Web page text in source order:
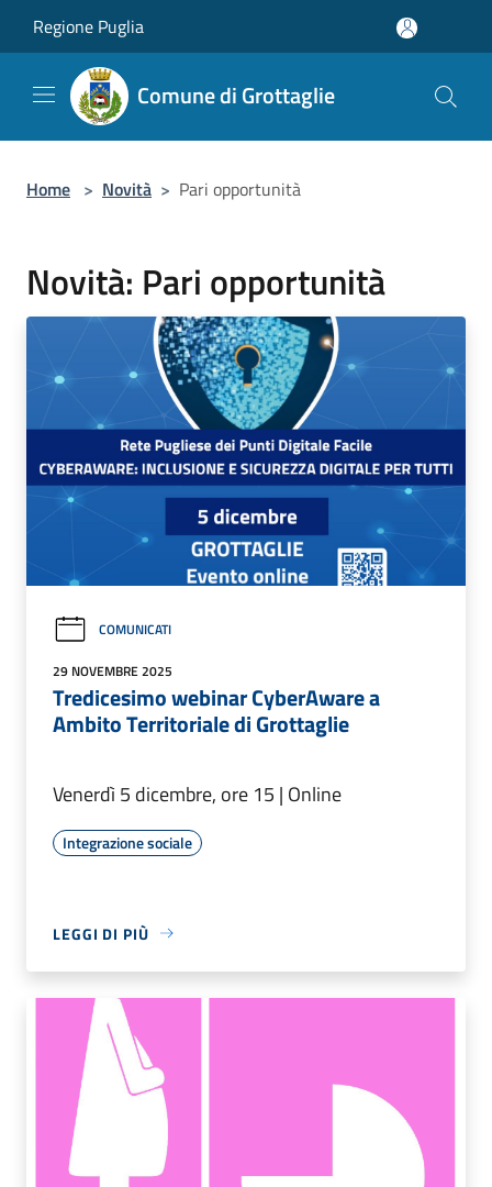
Regione Puglia
Comune di Grottaglie
Home > Novità > Pari opportunità
Novità: Pari opportunità
COMUNICATI
29 NOVEMBRE 2025
Tredicesimo webinar CyberAware a
Ambito Territoriale di Grottaglie
Venerdì 5 dicembre, ore 15 | Online
Integrazione sociale
LEGGI DI PIÙ